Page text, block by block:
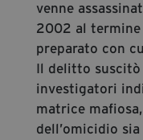
venne
2002 al
preparato con
Il delitto suscitò
investigatori
matrice
dell’omicidio